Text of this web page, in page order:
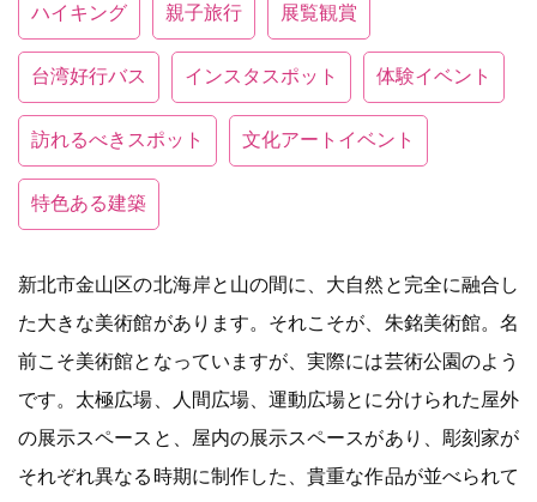
ハイキング 親子旅行 展覧観賞
台湾好行バス インスタスポット 体験イベント
訪れるべきスポット 文化アートイベント
特色ある建築
新北市金山区の北海岸と山の間に、大自然と完全に融合し
た大きな美術館があります。それこそが、朱銘美術館。名
前こそ美術館となっていますが、実際には芸術公園のよう
です。太極広場、人間広場、運動広場とに分けられた屋外
の展示スペースと、屋内の展示スペースがあり、彫刻家が
それぞれ異なる時期に制作した、貴重な作品が並べられて